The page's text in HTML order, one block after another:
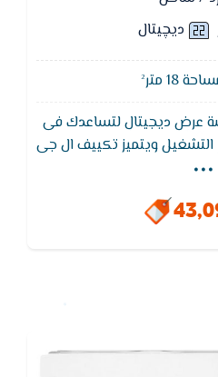
ديچيتال
18 متر²
عرض ديجيتال لتساعدك فى
التشغيل ويتميز تكييف ال جى
الصناعة ,يتميز بخاصية ...